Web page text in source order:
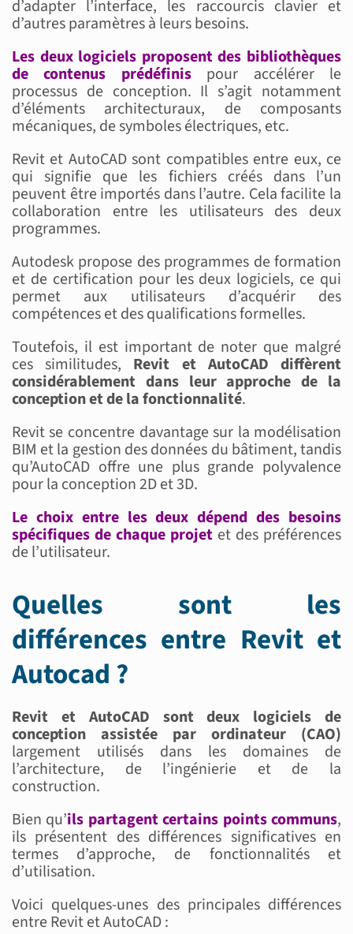
d’adapter l’interface, les raccourcis clavier et
d’autres paramètres à leurs besoins.
Les deux logiciels proposent des bibliothèques
de contenus prédéfinispour accélérer le
processus de conception. Il s’agit notamment
d’éléments architecturaux, de composants
mécaniques, de symboles électriques, etc.
Revit et AutoCAD sont compatibles entre eux, ce
qui signifie que les fichiers créés dans l’un
peuvent être importés dans l’autre. Cela facilite la
collaboration entre les utilisateurs des deux
programmes.
Autodesk propose des programmes de formation
et de certification pour les deux logiciels, ce qui
permet aux utilisateurs d’acquérir des
compétences et des qualifications formelles.
Toutefois, il est important de noter que malgré
ces similitudes, Revit et AutoCAD diffèrent
considérablement dans leur approche de la
conception et de la fonctionnalité.
Revit se concentre davantage sur la modélisation
BIM et la gestion des données du bâtiment, tandis
qu’AutoCAD offre une plus grande polyvalence
pour la conception 2D et 3D.
Le choix entre les deux dépend des besoins
spécifiques de chaque projet et des préférences
de l’utilisateur.
Quelles sont les
différences entre Revit et
Autocad ?
Revit et AutoCAD sont deux logiciels de
conception assistée par ordinateur (CAO)
largement utilisés dans les domaines de
l’architecture, de l’ingénierie et de la
construction.
Bien qu’ils partagent certains points communs,
ils présentent des différences significatives en
termes d’approche, de fonctionnalités et
d’utilisation.
Voici quelques-unes des principales différences
entre Revit et AutoCAD :